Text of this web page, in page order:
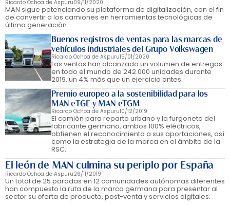
Ricardo Ochoa de Aspuru09/11/2020
MAN sigue potenciando su plataforma de digitalización, con el fin
de convertir a los camiones en herramientas tecnológicas de
última generación.
Buenos registros de ventas para las marcas de
vehículos industriales del Grupo Volkswagen
Ricardo Ochoa de Aspuru15/01/2020
Las ventas han alcanzado un volumen de entregas
en todo el mundo de 242.000 unidades durante
2019, un 4% más que un ejercicio antes.
Premio europeo a la sostenibilidad para los
MAN eTGE y MAN eTGM
Ricardo Ochoa de Aspuru10/12/2019
El camión para reparto urbano y la furgoneta del
fabricante germano, ambos 100% eléctricos,
obtienen el reconocimiento a sus aportaciones, así
como la estrategia de la marca en el ámbito de la
RSC.
El león de MAN culmina su periplo por España
Ricardo Ochoa de Aspuru26/11/2019
Un total de 25 paradas en 12 comunidades autónomas diferentes
han compuesto la ruta de la marca germana para presentar al
sector su oferta de producto, post-venta y servicios digitales.